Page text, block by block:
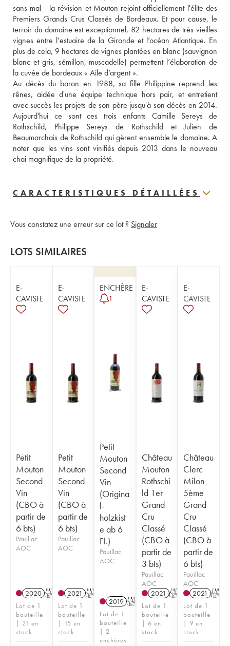
sans mal - la révision et Mouton rejoint officiellement l'élite des
Premiers Grands Crus Classés de Bordeaux. Et pour cause, le
terroir du domaine est exceptionnel, 82 hectares de très vieilles
vignes entre l’estuaire de la Gironde et l’océan Atlantique. En
plus de cela, 9 hectares de vignes plantées en blanc (sauvignon
blanc et gris, sémillon, muscadelle) permettent l’élaboration de
la cuvée de bordeaux « Aile d’argent ».
Au décès du baron en 1988, sa fille Philippine reprend les
rênes, aidée d'une équipe technique hors pair, et entretient
avec succès les projets de son père jusqu'à son décès en 2014.
Aujourd'hui ce sont ces trois enfants Camille Sereys de
Rothschild, Philippe Sereys de Rothschild et Julien de
Beaumarchais de Rothschild qui gèrent ensemble le domaine. A
noter que les vins sont vinifiés depuis 2013 dans le nouveau
chai magnifique de la propriété.
CARACTERISTIQUES DÉTAILLÉES
Vous constatez une erreur sur ce lot ? Signaler
LOTS SIMILAIRES
E-
CAVISTE
Petit
Mouton
Second
Vin
(CBO à
partir de
6 bts)
Pauillac
AOC
2020 T
Lot de 1
bouteille
| 21 en
stock
E-
CAVISTE
Petit
Mouton
Second
Vin
(CBO à
partir de
6 bts)
Pauillac
AOC
2021 T
Lot de 1
bouteille
| 15 en
stock
ENCHÈRE
1
Petit
Mouton
Second
Vin
(Origina
l-
holzkist
e ab 6
Fl.)
Pauillac
AOC
2019 T
Lot de 1
bouteille
| 2
enchères
E-
CAVISTE
Château
Mouton
Rothschi
ld 1er
Grand
Cru
Classé
(CBO à
partir de
3 bts)
Pauillac
AOC
2021 T
Lot de 1
bouteille
| 6 en
stock
E-
CAVISTE
Château
Clerc
Milon
5ème
Grand
Cru
Classé
(CBO à
partir de
6 bts)
Pauillac
AOC
2021 T
Lot de 1
bouteille
| 9 en
stock